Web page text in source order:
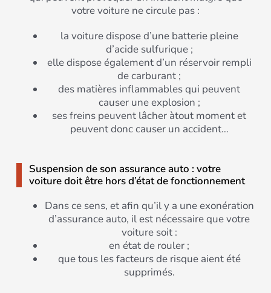
votre voiture ne circule pas :
la voiture dispose d’une batterie pleine
d’acide sulfurique ;
elle dispose également d’un réservoir rempli
de carburant ;
des matières inflammables qui peuvent
causer une explosion ;
ses freins peuvent lâcher àtout moment et
peuvent donc causer un accident…
Suspension de son assurance auto : votre
voiture doit être hors d’état de fonctionnement
Dans ce sens, et afin qu’il y a une exonération
d’assurance auto, il est nécessaire que votre
voiture soit :
en état de rouler ;
que tous les facteurs de risque aient été
supprimés.